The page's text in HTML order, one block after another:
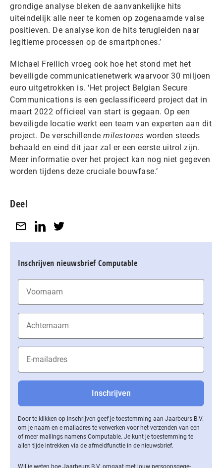
grondige analyse bleken de aanvankelijke hits
uiteindelijk alle neer te komen op zogenaamde valse
positieven. De analyse kon de hits terugleiden naar
legitieme processen op de smartphones.’
Michael Freilich vroeg ook hoe het stond met het
beveiligde communicatienetwerk waarvoor 30 miljoen
euro uitgetrokken is. ‘Het project Belgian Secure
Communications is een geclassificeerd project dat in
maart 2022 officieel van start is gegaan. Op een
beveiligde locatie werkt een team van experten aan dit
project. De verschillende milestones worden steeds
behaald en eind dit jaar zal er een eerste uitrol zijn.
Meer informatie over het project kan nog niet gegeven
worden tijdens deze cruciale bouwfase.’
Deel
Inschrijven nieuwsbrief Computable
Door te klikken op inschrijven geef je toestemming aan Jaarbeurs B.V.
om je naam en e-mailadres te verwerken voor het verzenden van een
of meer mailings namens Computable. Je kunt je toestemming te
allen tijde intrekken via de af­meld­func­tie in de nieuwsbrief.
Wil je weten hoe Jaarbeurs B.V. omgaat met jouw per­soons­ge­ge­